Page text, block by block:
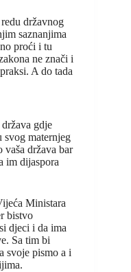
državnog
saznanjima
proći i tu
ne znači i
A do tada
gdje
svog maternjeg
država bar
im dijaspora
Ministara
bistvo
djeci i da ima
Sa tim bi
svoje pismo a i